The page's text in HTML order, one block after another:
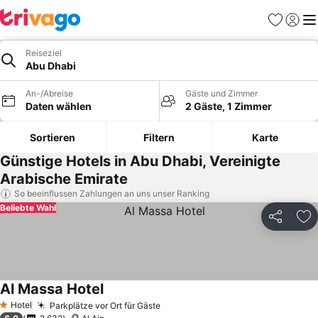
Favoriten
Reiseziel
Abu Dhabi
An-/Abreise
Daten wählen
Gäste und Zimmer
2 Gäste, 1 Zimmer
Sortieren Filtern Karte
Günstige Hotels in Abu Dhabi, Vereinigte
Arabische Emirate
So beeinflussen Zahlungen an uns unser Ranking
Teilen
Beliebte Wahl
1 Sterne
Hotel Parkplätze vor Ort für Gäste
Al Massa Hotel